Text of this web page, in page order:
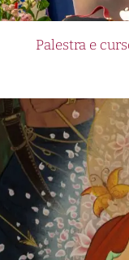
Palestra e